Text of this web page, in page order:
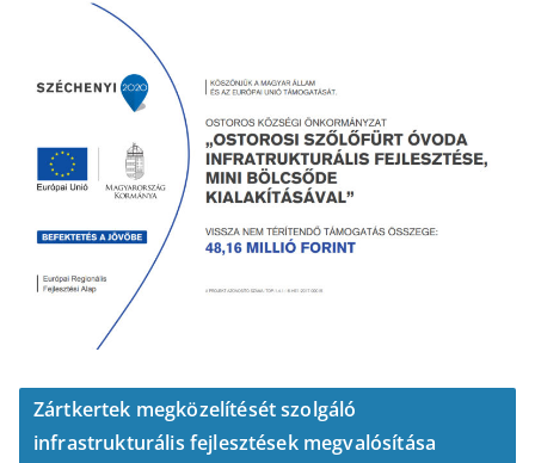
Zártkertek megközelítését szolgáló
infrastrukturális fejlesztések megvalósítása